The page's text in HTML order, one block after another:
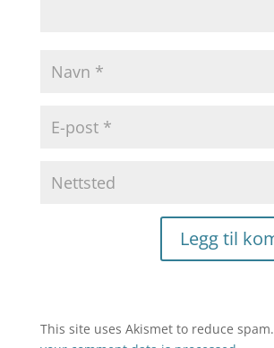
This site uses Akismet to reduce spam.